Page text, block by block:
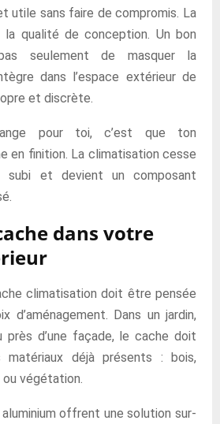
utile sans faire de compromis. La
qualité de conception. Un bon
seulement de masquer la
dans l’espace extérieur de
et discrète.
pour toi, c’est que ton
en finition. La climatisation cesse
subi et devient un composant
dans votre
climatisation doit être pensée
d’aménagement. Dans un jardin,
près d’une façade, le cache doit
matériaux déjà présents : bois,
végétation.
offrent une solution sur-